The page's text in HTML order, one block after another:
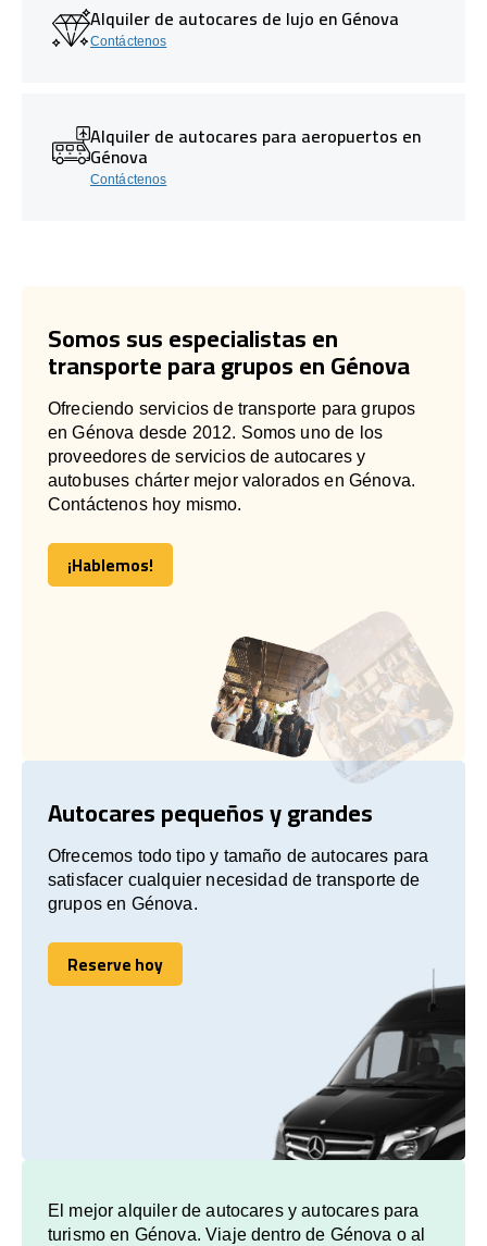
Alquiler de autocares de lujo en Génova
Contáctenos
Alquiler de autocares para aeropuertos en
Génova
Contáctenos
Somos sus especialistas en
transporte para grupos en Génova
Ofreciendo servicios de transporte para grupos
en Génova desde 2012. Somos uno de los
proveedores de servicios de autocares y
autobuses chárter mejor valorados en Génova.
Contáctenos hoy mismo.
¡Hablemos!
¡Hablemos!
Autocares pequeños y grandes
Ofrecemos todo tipo y tamaño de autocares para
satisfacer cualquier necesidad de transporte de
grupos en Génova.
Reserve hoy
Reserve hoy
El mejor alquiler de autocares y autocares para
turismo en Génova. Viaje dentro de Génova o al